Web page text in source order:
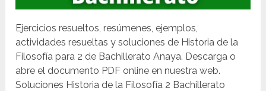
Ejercicios resueltos, resúmenes, ejemplos,
actividades resueltas y soluciones de Historia de la
Filosofía para 2 de Bachillerato Anaya. Descarga o
abre el documento PDF online en nuestra web.
Soluciones Historia de la Filosofía 2 Bachillerato